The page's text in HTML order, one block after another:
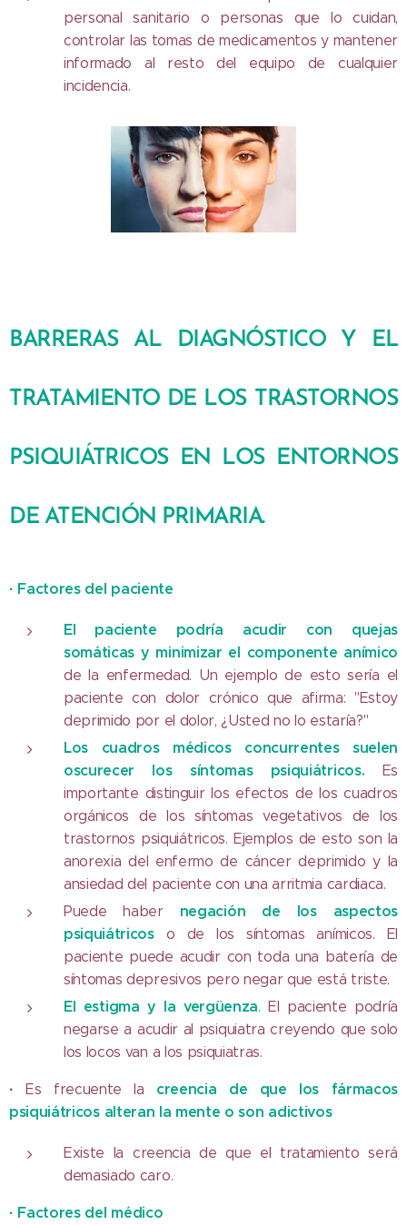
personal sanitario o personas que lo cuidan,
controlar las tomas de medicamentos y mantener
informado al resto del equipo de cualquier
incidencia.
BARRERAS AL DIAGNÓSTICO Y EL
TRATAMIENTO DE LOS TRASTORNOS
PSIQUIÁTRICOS EN LOS ENTORNOS
DE ATENCIÓN PRIMARIA.
· Factores del paciente
El paciente podría acudir con quejas
somáticas y minimizar el componente anímico
de la enfermedad. Un ejemplo de esto sería el
paciente con dolor crónico que afirma: "Estoy
deprimido por el dolor, ¿Usted no lo estaría?"
Los cuadros médicos concurrentes suelen
oscurecer los síntomas psiquiátricos. Es
importante distinguir los efectos de los cuadros
orgánicos de los síntomas vegetativos de los
trastornos psiquiátricos. Ejemplos de esto son la
anorexia del enfermo de cáncer deprimido y la
ansiedad del paciente con una arritmia cardiaca.
Puede haber negación de los aspectos
psiquiátricoso de los síntomas anímicos. El
paciente puede acudir con toda una batería de
síntomas depresivos pero negar que está triste.
El estigma y la vergüenza. El paciente podría
negarse a acudir al psiquiatra creyendo que solo
los locos van a los psiquiatras.
·Es frecuente la creencia de que los fármacos
psiquiátricos alteran la mente o son adictivos
Existe la creencia de que el tratamiento será
demasiado caro.
· Factores del médico